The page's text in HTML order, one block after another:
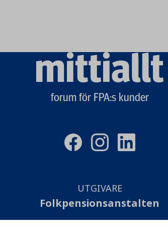
Mittiallt
forum för FPA:s kunder
UTGIVARE
Folkpensionsanstalten